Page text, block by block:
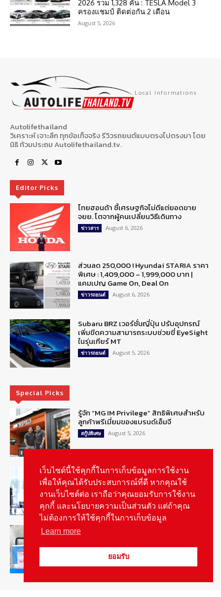
2026 รวม 1,328 คัน : TESLA Model 3
ครองแชมป์ ติดต่อกัน 2 เดือน
August 5, 2026
Local Informations
Autolifethailand
วิเคราะห์ เจาะลึก ทุกข้อเท็จจริง รีวิวรถยนต์แบบตรงไปตรงมา โดย
นิธิ ท้วมประถม Autolifethailand.tv.
Editor Picks
ไทยฮอนด้า ชี้เศรษฐกิจไม่ดีแต่ยอดขาย
จยย. โตจากผู้คนเปลี่ยนวิธีเดินทาง
ข่าวสาร August 6, 2026
ส่วนลด 250,000 ! Hyundai STARIA ราคา
พิเศษ : 1,409,000 – 1,999,000 บาท |
แคมเปญ Game On, Deal On
ข่าวรถยนต์ August 6, 2026
Subaru BRZ เวอร์ชั่นญี่ปุ่น ปรับอุปกรณ์
เพิ่มขีดความสามารถระบบช่วยขี่ EyeSight
ในรุ่นเกียร์ MT
ข่าวรถยนต์ August 5, 2026
Special Picks
รู้จัก “MG IM Privilege” สิทธิพิเศษสำหรับ
ลูกค้าพรีเมี่ยมของแบรนด์เอ็มจี
สกู๊ปพิเศษ August 5, 2026
สัมภาษณ์ประธานไทยฮอนด้าคนใหม่กับ
ภารกิจปั้นตลาดมอเตอร์ไซค์ไฟฟ้า
รายงานพิเศษ August 4, 2026
ดีเดย์! เชื่อมโยงฐานข้อมูล “ใบสั่งจราจร”
ใครไม่จ่ายชะลอส่งมอบป้ายภาษี
August 1, 2026
เว็บไซต์นี้ใช้คุกกี้ในการเก็บข้อมูลการใช้งาน
เพื่อให้คุณได้รับประสบการณ์ที่ดี หากคุณใช้
งานเว็บไซต์ต่อ เราถือว่าคุณยอมรับการใช้งาน
คุกกี้ และนโยบายความเป็นส่วนตัว แต่ถ้าคุณ
ไม่ต้องการให้ใช้คุกกี้ในการเก็บข้อมูล
Learn more
ยอมรับ